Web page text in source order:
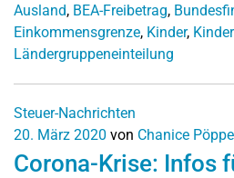
Ausland, BEA-Freibetrag,
Einkommensgrenze, Kinder,
Ländergruppeneinteilung
Steuer-Nachrichten
20. März 2020 von Chanice
Corona-Krise: Infos